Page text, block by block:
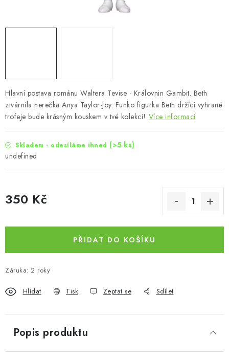
Hlavní postava románu Waltera Tevise - Královnin Gambit. Beth
ztvárnila herečka Anya Taylor-Joy. Funko figurka Beth držící vyhrané
trofeje bude krásným kouskem v tvé kolekci! Více informací
Skladem - odesíláme ihned (>5 ks)
undefined
350 Kč
PŘIDAT DO KOŠÍKU
Záruka: 2 roky
Tisk Zeptat se
Hlídat Sdílet
Popis produktu